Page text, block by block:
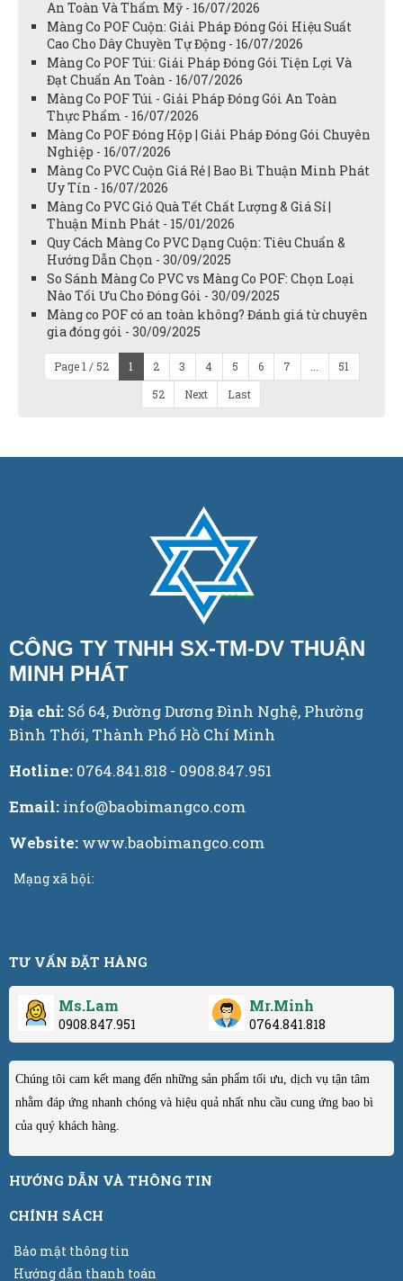
An Toàn Và Thẩm Mỹ - 16/07/2026
Màng Co POF Cuộn: Giải Pháp Đóng Gói Hiệu Suất
Cao Cho Dây Chuyền Tự Động - 16/07/2026
Màng Co POF Túi: Giải Pháp Đóng Gói Tiện Lợi Và
Đạt Chuẩn An Toàn - 16/07/2026
Màng Co POF Túi - Giải Pháp Đóng Gói An Toàn
Thực Phẩm - 16/07/2026
Màng Co POF Đóng Hộp | Giải Pháp Đóng Gói Chuyên
Nghiệp - 16/07/2026
Màng Co PVC Cuộn Giá Rẻ | Bao Bì Thuận Minh Phát
Uy Tín - 16/07/2026
Màng Co PVC Giỏ Quà Tết Chất Lượng & Giá Sỉ |
Thuận Minh Phát - 15/01/2026
Quy Cách Màng Co PVC Dạng Cuộn: Tiêu Chuẩn &
Hướng Dẫn Chọn - 30/09/2025
So Sánh Màng Co PVC vs Màng Co POF: Chọn Loại
Nào Tối Ưu Cho Đóng Gói - 30/09/2025
Màng co POF có an toàn không? Đánh giá từ chuyên
gia đóng gói - 30/09/2025
Page 1 / 52 1 2 3 4 5 6 7
51
52
Next Last
CÔNG TY TNHH SX-TM-DV THUẬN
MINH PHÁT
Địa chỉ: Số 64, Đường Dương Đình Nghệ, Phường
Bình Thới, Thành Phố Hồ Chí Minh
Hotline: 0764.841.818 - 0908.847.951
Email: info@baobimangco.com
Website: www.baobimangco.com
Mạng xã hội:
TƯ VẤN ĐẶT HÀNG
Ms.Lam
0908.847.951
Mr.Minh
0764.841.818
Chúng tôi cam kết mang đến những sản phẩm tối ưu, dịch vụ tận tâm
nhằm đáp ứng nhanh chóng và hiệu quả nhất nhu cầu cung ứng bao bì
của quý khách hàng.
HƯỚNG DẪN VÀ THÔNG TIN
CHÍNH SÁCH
Bảo mật thông tin
Hướng dẫn thanh toán